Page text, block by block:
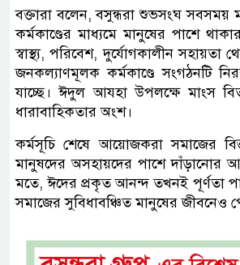
বক্তারা বলেন, বসুন্ধরা শুভসংঘ সবসময়
কর্মকাণ্ডের মাধ্যমে মানুষের পাশে
স্বাস্থ্য, পরিবেশ, দুর্যোগকালীন সহায়তা
জনকল্যাণমূলক কর্মকাণ্ডে সংগঠনটি
যাচ্ছে। ঈদুল আযহা উপলক্ষে মাংস
ধারাবাহিকতার অংশ।
কর্মসূচি শেষে আয়োজকরা সমাজের
মানুষদের অসহায়দের পাশে দাঁড়ানোর
মতে, ঈদের প্রকৃত আনন্দ তখনই পূর্ণতা
সমাজের সুবিধাবঞ্চিত মানুষের জীবনেও